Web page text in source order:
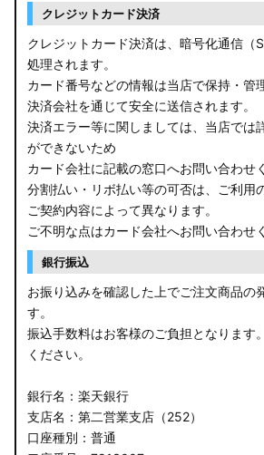
クレジットカード決済
クレジットカード決済は、暗号化通信（
処理されます。
カード番号などの情報は当店で保持・管
決済会社を通じて安全に送信されます。
決済エラー等に関しましては、当店では
ができないため
カード会社に記載の窓口へお問い合わせ
分割払い・リボ払い等の可否は、ご利用
ご契約内容によって異なります。
ご不明な点はカード会社へお問い合わせ
銀行振込
お振り込みを確認した上でご注文商品の
す。
振込手数料はお客様のご負担となります
ください。
銀行名：楽天銀行
支店名：第二営業支店（252）
口座種別：普通